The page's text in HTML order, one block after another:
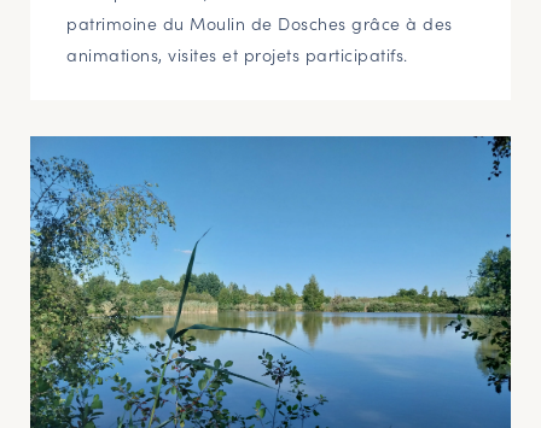
patrimoine du Moulin de Dosches grâce à des
animations, visites et projets participatifs.